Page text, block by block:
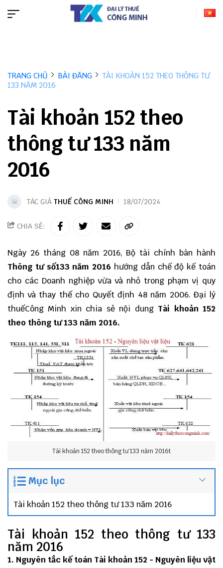
TRANG CHỦ BÀI ĐĂNG
TÀI KHOẢN 152 THEO THÔNG TƯ
133 NĂM 2016
Tài khoản 152 theo
thông tư 133 năm
2016
TÁC GIẢ THUẾ CÔNG MINH 18/07/2024
CHIA SẺ:
Ngày 26 tháng 08 năm 2016, Bộ tài chính bàn hành
Thông tư số133 năm 2016 hướng dẫn chế độ kế toán
cho các Doanh nghiệp vừa và nhỏ trong phạm vị quy
định và thay thế cho Quyết định 48 năm 2006.Đại lý
thuếCông Minh xin chia sẻ nội dung Tài khoản 152
theo thông tư 133 năm 2016.
Tài khoản 152 theo thông tư 133 năm 2016t
Mục lục
Tài khoản 152 theo thông tư 133 năm 2016
Tài khoản 152 theo thông tư 133
năm 2016
1. Nguyên tắc kế toán Tài khoản 152 - Nguyên liệu vật